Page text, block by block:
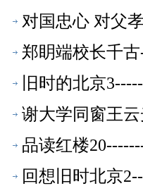
对国忠心 对父
郑眀端校长千
旧时的北京
谢大学同窗王
品读红楼
回想旧时北京